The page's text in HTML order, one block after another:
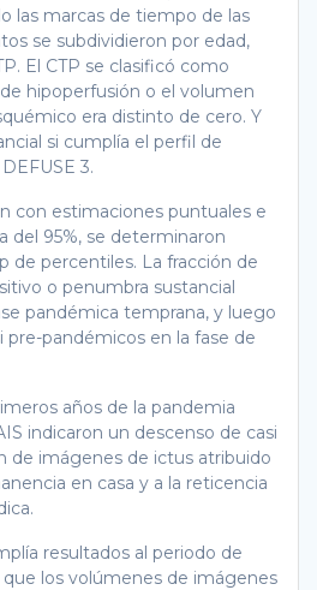
las marcas de tiempo de las
se subdividieron por edad,
El CTP se clasificó como
hipoperfusión o el volumen
era distinto de cero. Y
si cumplía el perfil de
3.
con estimaciones puntuales e
del 95%, se determinaron
de percentiles. La fracción de
o penumbra sustancial
pandémica temprana, y luego
pre-pandémicos en la fase de
años de la pandemia
indicaron un descenso de casi
de imágenes de ictus atribuido
en casa y a la reticencia
resultados al periodo de
los volúmenes de imágenes